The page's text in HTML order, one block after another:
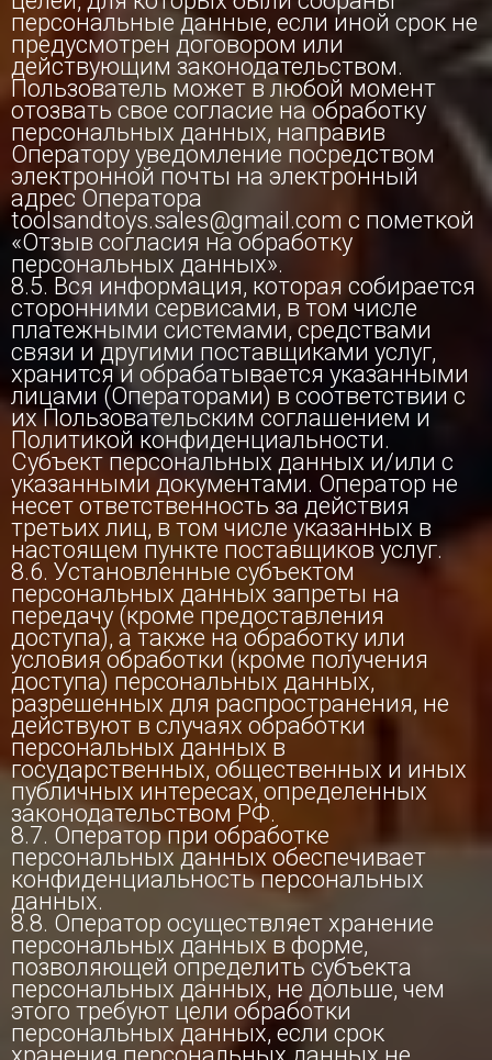
персональные данные, если иной срок не
предусмотрен договором или
действующим законодательством.
Пользователь может в любой момент
отозвать свое согласие на обработку
персональных данных, направив
Оператору уведомление посредством
электронной почты на электронный
адрес Оператора
toolsandtoys.sales@gmail.com с пометкой
«Отзыв согласия на обработку
персональных данных».
8.5. Вся информация, которая собирается
сторонними сервисами, в том числе
платежными системами, средствами
связи и другими поставщиками услуг,
хранится и обрабатывается указанными
лицами (Операторами) в соответствии с
их Пользовательским соглашением и
Политикой конфиденциальности.
Субъект персональных данных и/или с
указанными документами. Оператор не
несет ответственность за действия
третьих лиц, в том числе указанных в
настоящем пункте поставщиков услуг.
8.6. Установленные субъектом
персональных данных запреты на
передачу (кроме предоставления
доступа), а также на обработку или
условия обработки (кроме получения
доступа) персональных данных,
разрешенных для распространения, не
действуют в случаях обработки
персональных данных в
государственных, общественных и иных
публичных интересах, определенных
законодательством РФ.
8.7. Оператор при обработке
персональных данных обеспечивает
конфиденциальность персональных
данных.
8.8. Оператор осуществляет хранение
персональных данных в форме,
позволяющей определить субъекта
персональных данных, не дольше, чем
этого требуют цели обработки
персональных данных, если срок